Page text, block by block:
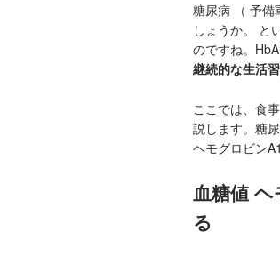
糖尿病 （ 予備
しょうか。 と
のですね。
継続的な生活
ここでは、食
説します。糖
ヘモグロビン
血糖値
る